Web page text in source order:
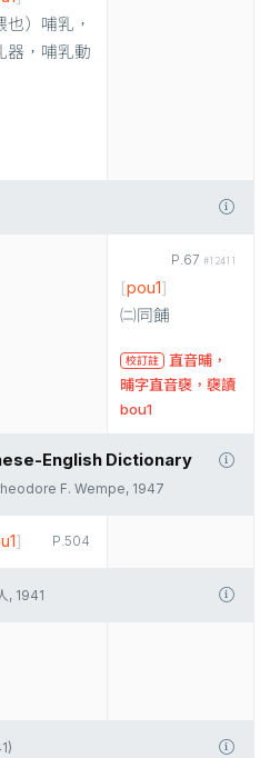
也）哺乳，
器，哺乳動
P.67 #12411
[pou1]
㈡同餔
校訂註
直音晡，
晡字直音襃，襃讀
bou1
English Dictionary
F. Wempe, 1947
P.504
]
, 1941